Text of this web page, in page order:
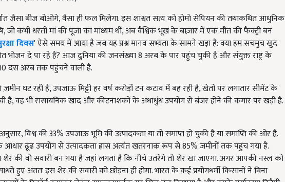
जैसा बीज बोओगे, वैसा ही फल मिलेगा. इस शाश्वत सत्य को होमो सेपियन की तथाकथित आधुनिक
जो कभी धरती मां की पूजा का माध्यम थी, अब वैश्विक भूख के बाज़ार में एक मौत की फैक्ट्री बन
दिवस' ऐसे समय में आया है जब यह प्रश्न मानव सभ्यता के सामने खड़ा है: क्या हम सचमुच खुद
भोजन दे पा रहे हैं? आज दुनिया की जनसंख्या 8 अरब के पार पहुंच चुकी है और संयुक्त राष्ट्र के
दस अरब तक पहुंचने वाली है.
घट रही है, उपजाऊ मिट्टी हर वर्ष करोड़ों टन कटाव में बह रही है, खेतों पर लगातार सीमेंट के
है, वह भी रासायनिक खाद और कीटनाशकों के अंधाधुंध उपयोग से बंजर होने की कगार पर खड़ी है.
विश्व की 33% उपजाऊ भूमि की उत्पादकता या तो समाप्त हो चुकी है या समाप्ति की ओर है.
आधार ढूंढ उपयोग से उत्पादकता ह्रास अत्यंत खतरनाक रूप से 85% जमीनों तक पहुंच गया है.
की वो सवारी बन गया है जहां लगता है कि नीचे उतरेंगे तो शेर खा जाएगा. अगर आपकी नस्ल को
हुए अंततः इस शेर की सवारी को छोड़ना ही होगा. भारत के कई प्रयोगधर्मी किसानों ने बिना